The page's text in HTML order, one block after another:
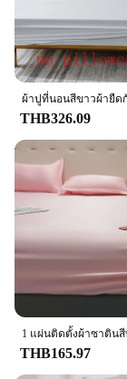
**Adaptable
Our hotel
hospitality
adaptable
for any
comfort. The
accessible for
bedroom
create a
enjoy the
comfort of
THB326.09
THB165.97